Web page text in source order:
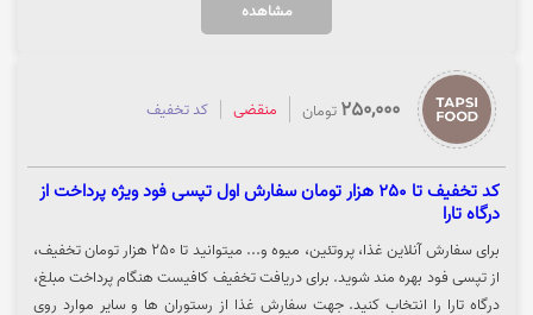
مشاهده
250,000 تومان منقضی کد تخفیف
کد تخفیف تا 250 هزار تومان سفارش اول تپسی فود ویژه پرداخت از
درگاه تارا
برای سفارش آنلاین غذا، پروتئین، میوه و... میتوانید تا 250 هزار تومان تخفیف،
از تپسی فود بهره مند شوید. برای دریافت تخفیف کافیست هنگام پرداخت مبلغ،
درگاه تارا را انتخاب کنید. جهت سفارش غذا از رستوران ها و سایر موارد روی